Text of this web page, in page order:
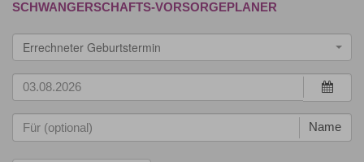
SCHWANGERSCHAFTS-VORSORGEPLANER
Errechneter Geburtstermin
Name